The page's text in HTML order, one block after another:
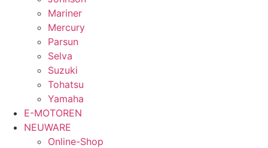
Mariner
Mercury
Parsun
Selva
Suzuki
Tohatsu
Yamaha
E-MOTOREN
NEUWARE
Online-Shop